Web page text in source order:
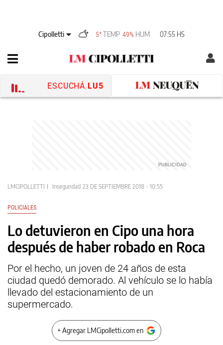
Cipolletti 5°TEMP 49% HUM 07:55 HS
ESCUCHÁ LU5
LMCIPOLLETTI Inseguridad 23 DE SEPTIEMBRE 2018 - 10:55
POLICIALES
Lo detuvieron en Cipo una hora
después de haber robado en Roca
Por el hecho, un joven de 24 años de esta
ciudad quedó demorado. Al vehículo se lo había
llevado del estacionamiento de un
supermercado.
+ Agregar LMCipolletti.com en